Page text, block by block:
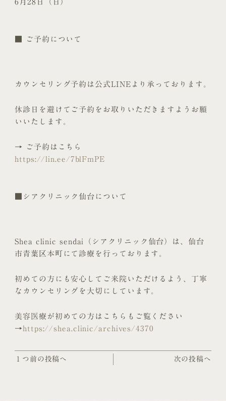
6月28日（日）
■ ご予約について
カウンセリング予約は公式LINEより承っております。
休診日を避けてご予約をお取りいただきますようお願
いいたします。
→ ご予約はこちら
https://lin.ee/7blFmPE
■シアクリニック仙台について
Shea clinic sendai（シアクリニック仙台）は、仙台
市青葉区本町にて診療を行っております。
初めての方にも安心してご来院いただけるよう、丁寧
なカウンセリングを大切にしています。
美容医療が初めての方はこちらもご覧ください
→https://shea.clinic/archives/4370
１つ前の投稿へ 次の投稿へ